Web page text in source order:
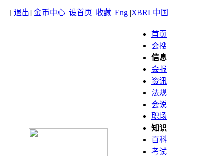
[ 退出] 金币中心 |设首页 |收藏 |Eng |XBRL中国
首页
会搜
信息
会报
资讯
法规
会说
职场
知识
百科
考试